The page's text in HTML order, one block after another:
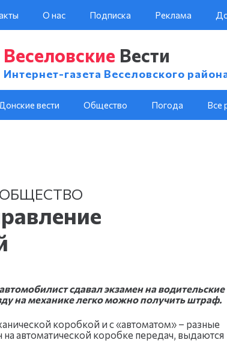
О нас Подписка Реклама
Веселовские Вести
Интернет-газета Веселовского
вести Общество Погода Все
ОБЩЕСТВО
сдавал экзамен на водительские
на механике легко можно получить штраф.
коробкой и с «автоматом» – разные
автоматической коробке передач, выдаются